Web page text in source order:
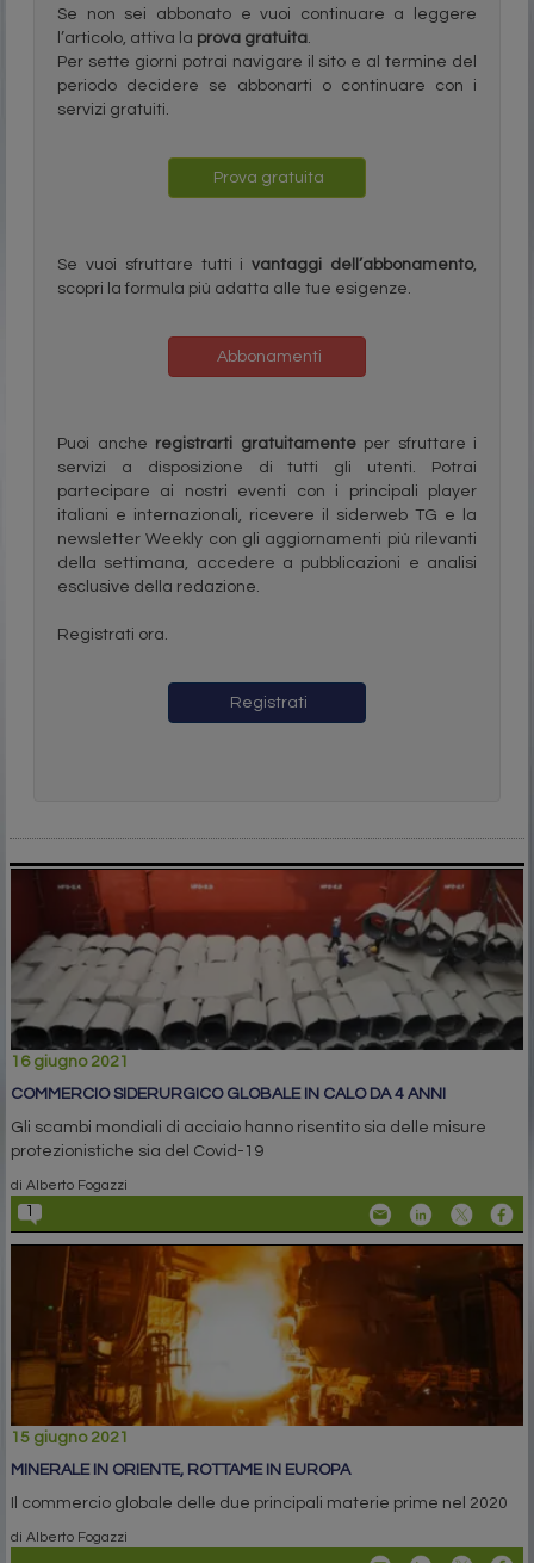
Se non sei abbonato e vuoi continuare a leggere
l’articolo, attiva la prova gratuita.
Per sette giorni potrai navigare il sito e al termine del
periodo decidere se abbonarti o continuare con i
servizi gratuiti.
Prova gratuita
Se vuoi sfruttare tutti ivantaggi dell’abbonamento,
scopri la formula più adatta alle tue esigenze.
Abbonamenti
Puoi anche registrarti gratuitamenteper sfruttare i
servizi a disposizione di tutti gli utenti. Potrai
partecipare ai nostri eventi con i principali player
italiani e internazionali, ricevere il siderweb TG e la
newsletter Weekly con gli aggiornamenti più rilevanti
della settimana, accedere a pubblicazioni e analisi
esclusive della redazione.
Registrati ora.
Registrati
16 giugno 2021
COMMERCIO SIDERURGICO GLOBALE IN CALO DA 4 ANNI
Gli scambi mondiali di acciaio hanno risentito sia delle misure
protezionistiche sia del Covid-19
di Alberto Fogazzi
15 giugno 2021
MINERALE IN ORIENTE, ROTTAME IN EUROPA
Il commercio globale delle due principali materie prime nel 2020
di Alberto Fogazzi